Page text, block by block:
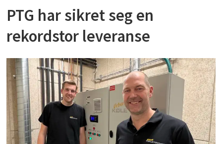
PTG har sikret seg en
rekordstor leveranse